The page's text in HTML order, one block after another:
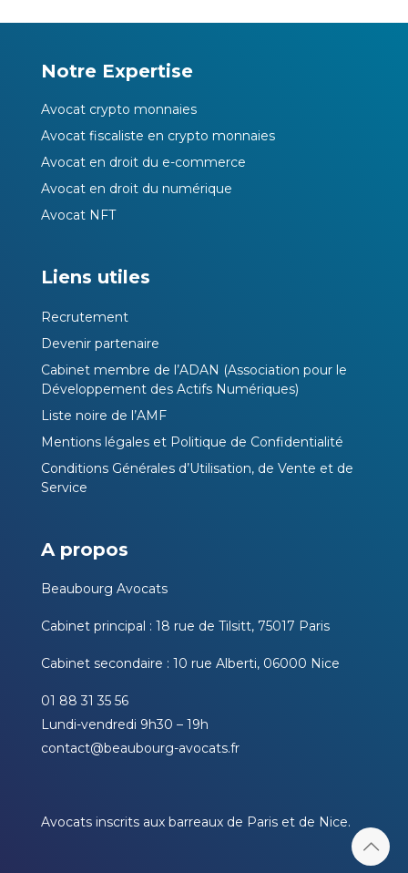
Notre Expertise
Avocat crypto monnaies
Avocat fiscaliste en crypto monnaies
Avocat en droit du e-commerce
Avocat en droit du numérique
Avocat NFT
Liens utiles
Recrutement
Devenir partenaire
Cabinet membre de l’ADAN (Association pour le
Développement des Actifs Numériques)
Liste noire de l’AMF
Mentions légales et Politique de Confidentialité
Conditions Générales d’Utilisation, de Vente et de
Service
A propos
Beaubourg Avocats
Cabinet principal : 18 rue de Tilsitt, 75017 Paris
Cabinet secondaire : 10 rue Alberti, 06000 Nice
01 88 31 35 56
Lundi-vendredi 9h30 – 19h
contact@beaubourg-avocats.fr
Avocats inscrits aux barreaux de Paris et de Nice.